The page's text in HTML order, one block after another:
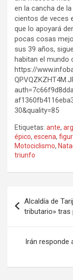
en la cancha de
cientos de veces
que lo apoyará
pocas cosas
sus 39 años,
habitan el mundo
https://
30&quality=85
Etiquetas: ante,
épico, escena,
Motociclismo,
triunfo
de
entradas
Alcaldía de
tributario» tras
Irán responde